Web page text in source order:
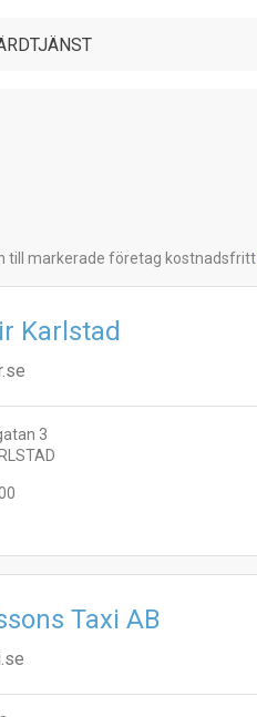
till markerade företag kostnadsfritt
Karlstad
3
Taxi AB